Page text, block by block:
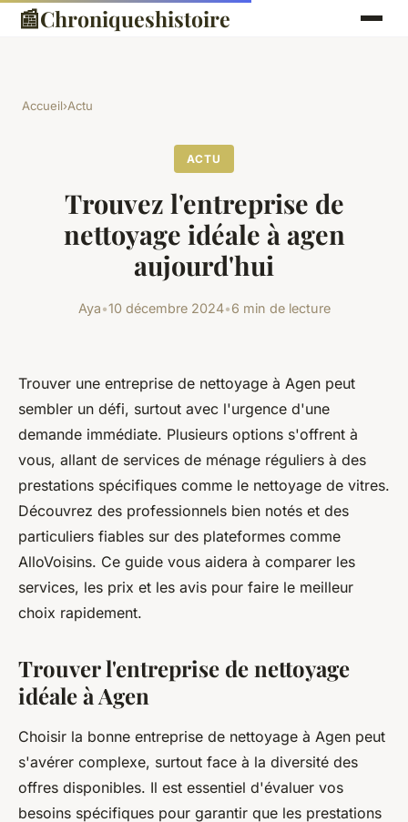
📰Chroniqueshistoire
Accueil›Actu
ACTU
Trouvez l'entreprise de
nettoyage idéale à agen
aujourd'hui
Aya•10 décembre 2024•6 min de lecture
Trouver une entreprise de nettoyage à Agen peut
sembler un défi, surtout avec l'urgence d'une
demande immédiate. Plusieurs options s'offrent à
vous, allant de services de ménage réguliers à des
prestations spécifiques comme le nettoyage de vitres.
Découvrez des professionnels bien notés et des
particuliers fiables sur des plateformes comme
AlloVoisins. Ce guide vous aidera à comparer les
services, les prix et les avis pour faire le meilleur
choix rapidement.
Trouver l'entreprise de nettoyage
idéale à Agen
Choisir la bonne entreprise de nettoyage à Agen peut
s'avérer complexe, surtout face à la diversité des
offres disponibles. Il est essentiel d'évaluer vos
besoins spécifiques pour garantir que les prestations